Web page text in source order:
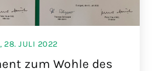
28. JULI 2022
zum Wohle des